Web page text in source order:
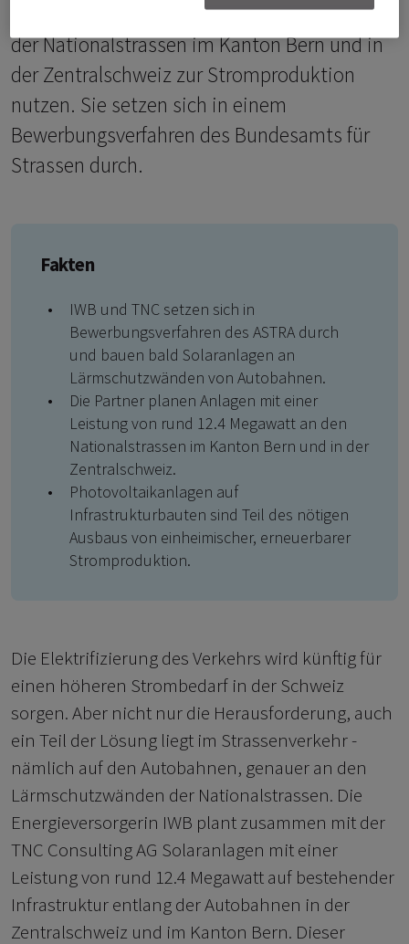
Partner werden Lärmschutzwände entlang
der Nationalstrassen im Kanton Bern und in
der Zentralschweiz zur Stromproduktion
nutzen. Sie setzen sich in einem
Bewerbungsverfahren des Bundesamts für
Strassen durch.
Fakten
IWB und TNC setzen sich in
Bewerbungsverfahren des ASTRA durch
und bauen bald Solaranlagen an
Lärmschutzwänden von Autobahnen.
Die Partner planen Anlagen mit einer
Leistung von rund 12.4 Megawatt an den
Nationalstrassen im Kanton Bern und in der
Zentralschweiz.
Photovoltaikanlagen auf
Infrastrukturbauten sind Teil des nötigen
Ausbaus von einheimischer, erneuerbarer
Stromproduktion.
Die Elektrifizierung des Verkehrs wird künftig für
einen höheren Strombedarf in der Schweiz
sorgen. Aber nicht nur die Herausforderung, auch
ein Teil der Lösung liegt im Strassenverkehr -
nämlich auf den Autobahnen, genauer an den
Lärmschutzwänden der Nationalstrassen. Die
Energieversorgerin IWB plant zusammen mit der
TNC Consulting AG Solaranlagen mit einer
Leistung von rund 12.4 Megawatt auf bestehender
Infrastruktur entlang der Autobahnen in der
Zentralschweiz und im Kanton Bern. Dieser